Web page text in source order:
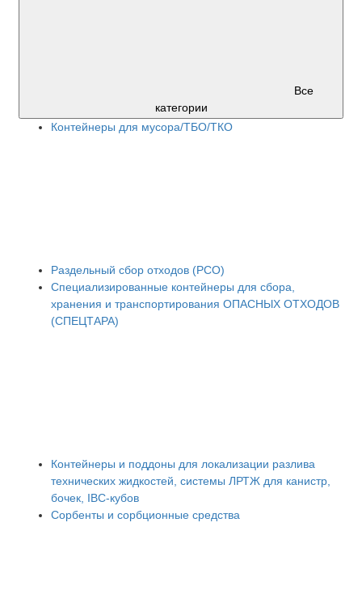
Все
категории
Контейнеры для мусора/ТБО/ТКО
Раздельный сбор отходов (РСО)
Специализированные контейнеры для сбора,
хранения и транспортирования ОПАСНЫХ ОТХОДОВ
(СПЕЦТАРА)
Контейнеры и поддоны для локализации разлива
технических жидкостей, системы ЛРТЖ для канистр,
бочек, IBC-кубов
Сорбенты и сорбционные средства